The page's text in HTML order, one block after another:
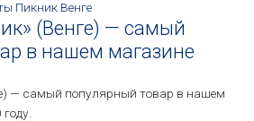
(Венге) — самый
в нашем магазине
— самый популярный товар в нашем